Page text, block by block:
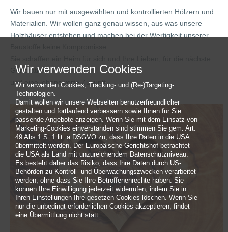
Wir verwenden Cookies
Wir verwenden Cookies, Tracking- und (Re-)Targeting-
Technologien.
Damit wollen wir unsere Webseiten benutzerfreundlicher
gestalten und fortlaufend verbessern sowie Ihnen für Sie
passende Angebote anzeigen. Wenn Sie mit dem Einsatz von
Marketing-Cookies einverstanden sind stimmen Sie gem. Art.
49 Abs 1 S. 1 lit. a DSGVO zu, dass Ihre Daten in die USA
übermittelt werden. Der Europäische Gerichtshof betrachtet
die USA als Land mit unzureichendem Datenschutzniveau.
Es besteht daher das Risiko, dass Ihre Daten durch US-
Behörden zu Kontroll- und Überwachungszwecken verarbeitet
werden, ohne dass Sie Ihre Betroffenenrechte haben. Sie
können Ihre Einwilligung jederzeit widerrufen, indem Sie in
Ihren Einstellungen Ihre gesetzen Cookies löschen. Wenn Sie
nur die unbedingt erforderlichen Cookies akzeptieren, findet
eine Übermittlung nicht statt.
Wir bauen nur mit ausgewählten und kontrollierten Hölzern und
Materialien. Wir wollen ganz genau wissen, aus was unsere
Holzhäuser entstehen und machen bei der Wertigkeit unserer
Generation
und eine lebenswerte Zukunft.